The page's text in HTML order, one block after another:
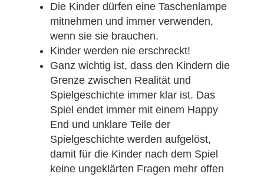
Die Kinder dürfen eine Taschenlampe
mitnehmen und immer verwenden,
wenn sie sie brauchen.
Kinder werden nie erschreckt!
Ganz wichtig ist, dass den Kindern die
Grenze zwischen Realität und
Spielgeschichte immer klar ist. Das
Spiel endet immer mit einem Happy
End und unklare Teile der
Spielgeschichte werden aufgelöst,
damit für die Kinder nach dem Spiel
keine ungeklärten Fragen mehr offen